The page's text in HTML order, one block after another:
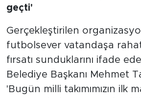
geçti'
Gerçekleştirilen
futbolsever vatandaşa
fırsatı sunduklarını ifade
Belediye Başkanı Mehmet
'Bugün milli takımımızın ilk